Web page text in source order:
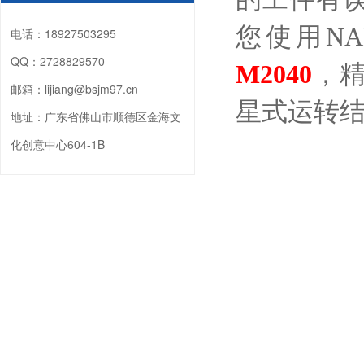
您使用
M2040 ，
星式运转
电话： 18927503295
QQ： 2728829570
邮箱： lijiang@bsjm97.cn
地址： 广东省佛山市顺德区金海文
化创意中心604-1B